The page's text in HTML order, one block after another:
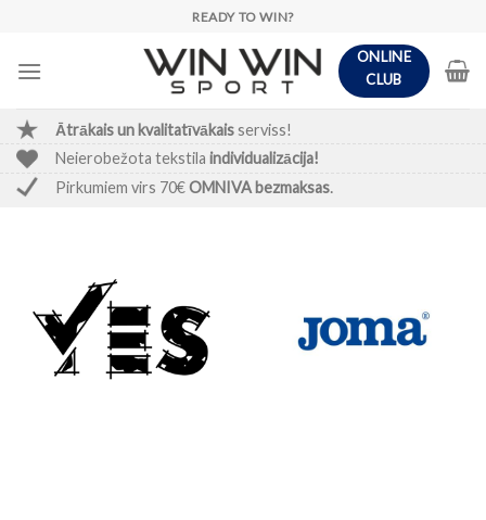
content
READY TO WIN?
ONLINE
CLUB
Ātrākais un kvalitatīvākais serviss!
Neierobežota tekstila individualizācija!
Pirkumiem virs 70€OMNIVA bezmaksas.